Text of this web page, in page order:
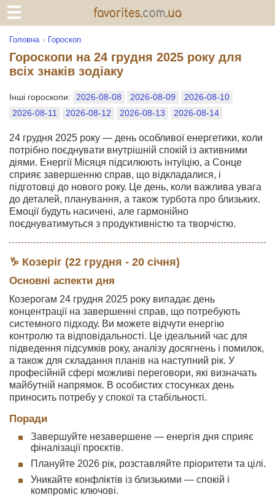
Головна Гороскоп
Гороскопи на 24 грудня 2025 року для
всіх знаків зодіаку
Інші гороскопи: 2026-08-08 2026-08-09
2026-08-10
2026-08-11
2026-08-12 2026-08-13 2026-08-14
24 грудня 2025 року — день особливої енергетики, коли
потрібно поєднувати внутрішній спокій із активними
діями. Енергії Місяця підсилюють інтуїцію, а Сонце
сприяє завершенню справ, що відкладалися, і
підготовці до нового року. Це день, коли важлива увага
до деталей, планування, а також турбота про близьких.
Емоції будуть насичені, але гармонійно
поєднуватимуться з продуктивністю та творчістю.
♑ Козеріг (22 грудня - 20 січня)
Основні аспекти дня
Козерогам 24 грудня 2025 року випадає день
концентрації на завершенні справ, що потребують
системного підходу. Ви можете відчути енергію
контролю та відповідальності. Це ідеальний час для
підведення підсумків року, аналізу досягнень і помилок,
а також для складання планів на наступний рік. У
професійній сфері можливі переговори, які визначать
майбутній напрямок. В особистих стосунках день
приносить потребу у спокої та стабільності.
Поради
Завершуйте незавершене — енергія дня сприяє
фіналізації проєктів.
Плануйте 2026 рік, розставляйте пріоритети та цілі.
Уникайте конфліктів із близькими — спокій і
компроміс ключові.